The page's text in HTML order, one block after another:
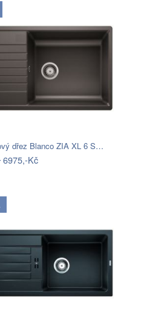
dřez Blanco ZIA XL 6 S…
6975,-Kč